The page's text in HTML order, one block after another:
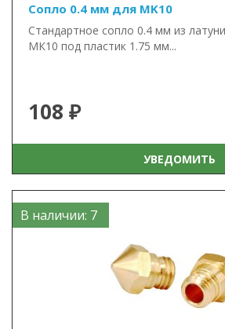
Сопло 0.4 мм для MK10
Стандартное сопло 0.4 мм из
МК10 под пластик 1.75 мм...
108 ₽
УВЕДОМИТЬ
В наличии: 7